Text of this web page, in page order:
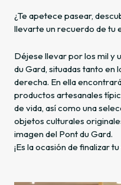
¿Te apetece pasear,
llevarte un recuerdo de tu
Déjese llevar por los mil y
du Gard, situadas tanto en
derecha. En ella
productos artesanales
de vida, así como una
objetos culturales
imagen del Pont du Gard.
¡Es la ocasión de finalizar